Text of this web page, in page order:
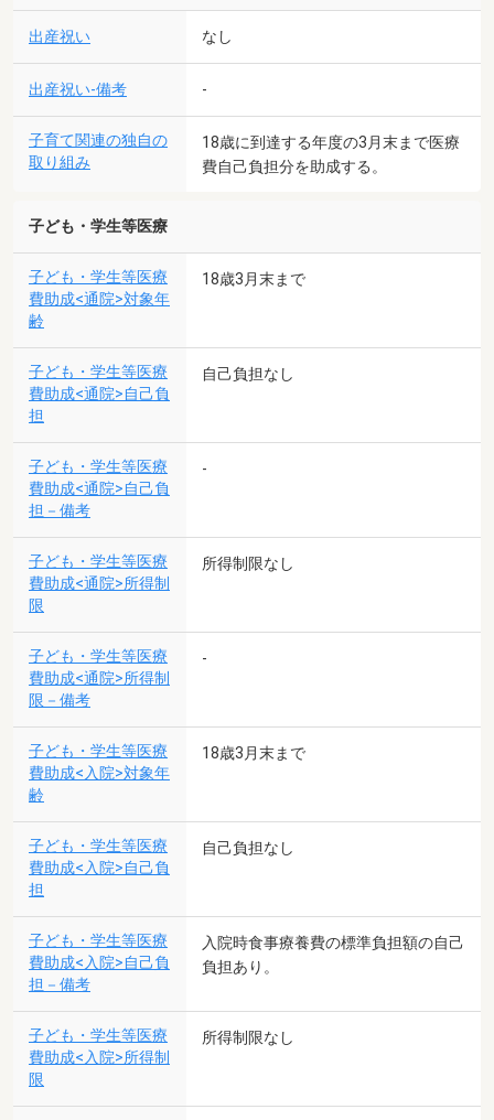
出産祝い なし
出産祝い-備考 -
子育て関連の独自の
取り組み
18歳に到達する年度の3月末まで医療
費自己負担分を助成する。
子ども・学生等医療
子ども・学生等医療
費助成<通院>対象年
齢
18歳3月末まで
子ども・学生等医療
費助成<通院>自己負
担
自己負担なし
子ども・学生等医療
費助成<通院>自己負
担－備考
-
子ども・学生等医療
費助成<通院>所得制
限
所得制限なし
子ども・学生等医療
費助成<通院>所得制
限－備考
-
子ども・学生等医療
費助成<入院>対象年
齢
18歳3月末まで
子ども・学生等医療
費助成<入院>自己負
担
自己負担なし
子ども・学生等医療
費助成<入院>自己負
担－備考
入院時食事療養費の標準負担額の自己
負担あり。
子ども・学生等医療
費助成<入院>所得制
限
所得制限なし